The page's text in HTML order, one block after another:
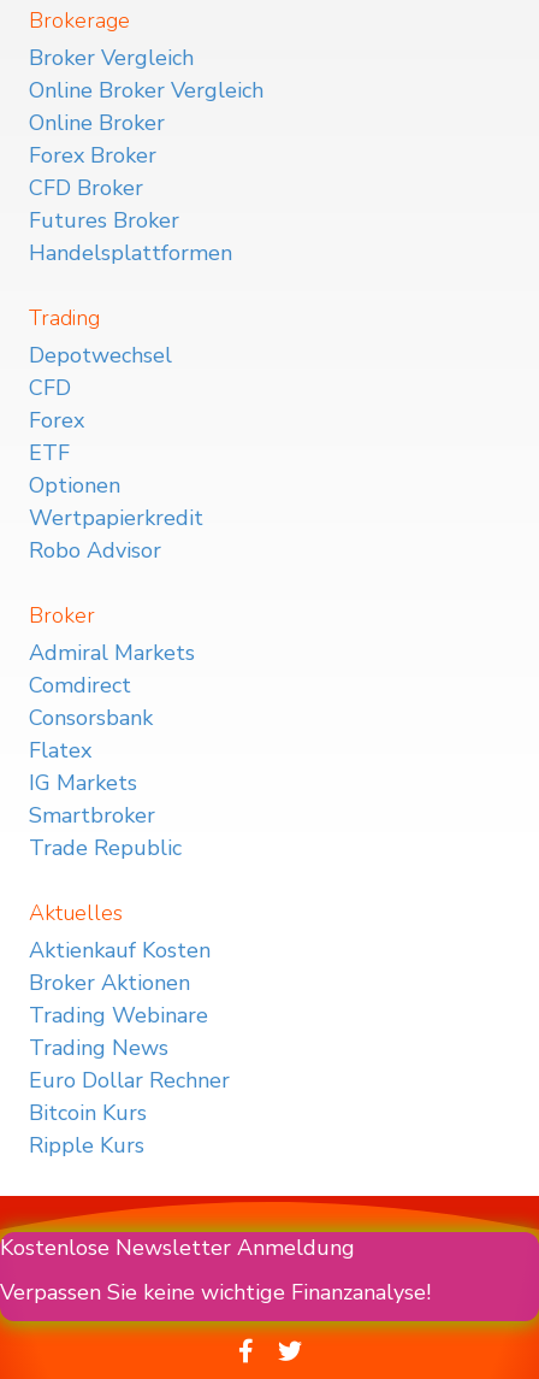
Brokerage
Broker Vergleich
Online Broker Vergleich
Online Broker
Forex Broker
CFD Broker
Futures Broker
Handelsplattformen
Trading
Depotwechsel
CFD
Forex
ETF
Optionen
Wertpapierkredit
Robo Advisor
Broker
Admiral Markets
Comdirect
Consorsbank
Flatex
IG Markets
Smartbroker
Trade Republic
Aktuelles
Aktienkauf Kosten
Broker Aktionen
Trading Webinare
Trading News
Euro Dollar Rechner
Bitcoin Kurs
Ripple Kurs
Kostenlose Newsletter Anmeldung
Verpassen Sie keine wichtige Finanzanalyse!